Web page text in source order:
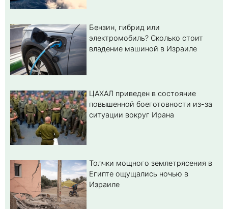
Бензин, гибрид или
электромобиль? Cколько стоит
владение машиной в Израиле
ЦАХАЛ приведен в состояние
повышенной боеготовности из-за
ситуации вокруг Ирана
Толчки мощного землетрясения в
Египте ощущались ночью в
Израиле